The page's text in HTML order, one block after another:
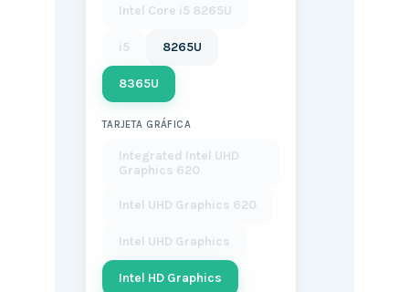
Intel Core i5 8265U
i5 8265U
8365U
TARJETA GRÁFICA
Integrated Intel UHD
Graphics 620
Intel UHD Graphics 620
Intel UHD Graphics
Intel HD Graphics